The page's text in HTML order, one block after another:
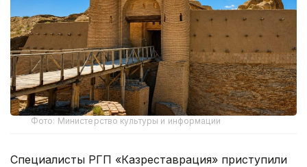
Фото: Министерство культуры и информации
Специалисты РГП «Казреставрация» приступили